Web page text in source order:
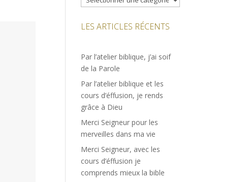
LES ARTICLES RÉCENTS
Par l’atelier biblique, j’ai soif
de la Parole
Par l’atelier biblique et les
cours d’éffusion, je rends
grâce à Dieu
Merci Seigneur pour les
merveilles dans ma vie
Merci Seigneur, avec les
cours d’éffusion je
comprends mieux la bible